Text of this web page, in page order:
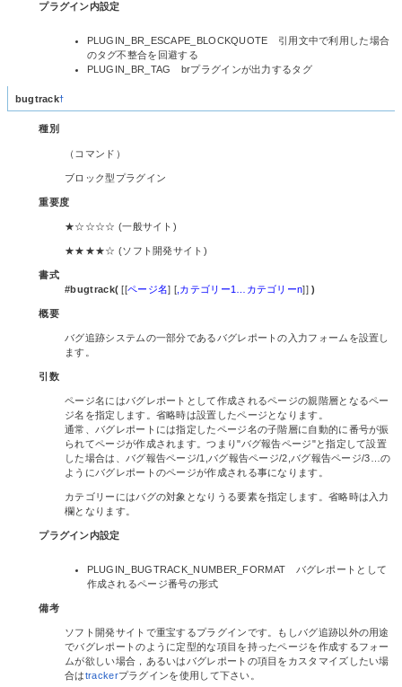
プラグイン内設定
PLUGIN_BR_ESCAPE_BLOCKQUOTE 引用文中で利用した場合
のタグ不整合を回避する
PLUGIN_BR_TAG brプラグインが出力するタグ
bugtrack†
種別
（コマンド）
ブロック型プラグイン
重要度
★☆☆☆☆ (一般サイト)
★★★★☆ (ソフト開発サイト)
書式
#bugtrack( [[ページ名] [ ,カテゴリー1…カテゴリーn]])
概要
バグ追跡システムの一部分であるバグレポートの入力フォームを設置し
ます。
引数
ページ名にはバグレポートとして作成されるページの親階層となるペー
ジ名を指定します。省略時は設置したページとなります。
通常、バグレポートには指定したページ名の子階層に自動的に番号が振
られてページが作成されます。つまり"バグ報告ページ"と指定して設置
した場合は、バグ報告ページ/1,バグ報告ページ/2,バグ報告ページ/3…の
ようにバグレポートのページが作成される事になります。
カテゴリーにはバグの対象となりうる要素を指定します。省略時は入力
欄となります。
プラグイン内設定
PLUGIN_BUGTRACK_NUMBER_FORMAT バグレポートとして
作成されるページ番号の形式
備考
ソフト開発サイトで重宝するプラグインです。もしバグ追跡以外の用途
でバグレポートのように定型的な項目を持ったページを作成するフォー
ムが欲しい場合，あるいはバグレポートの項目をカスタマイズしたい場
合はtrackerプラグインを使用して下さい。